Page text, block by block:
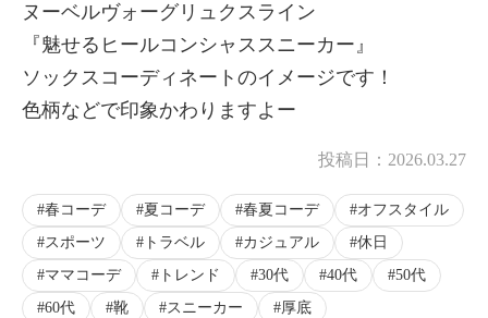
ヌーベルヴォーグリュクスライン
『魅せるヒールコンシャススニーカー』
ソックスコーディネートのイメージです！
色柄などで印象かわりますよー
投稿日： 2026.03.27
春コーデ 夏コーデ 春夏コーデ
オフスタイル
スポーツ
トラベル カジュアル
休日
ママコーデ
トレンド 30代 40代
50代
60代
靴 スニーカー
厚底